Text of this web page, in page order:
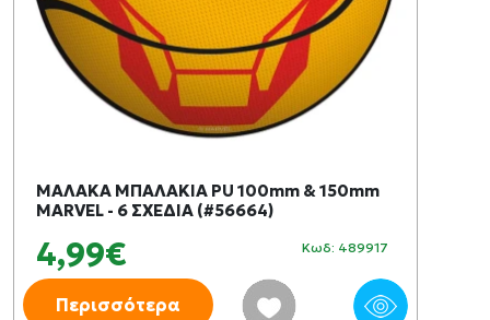
ΜΑΛΑΚΑ ΜΠΑΛΑΚΙΑ PU 100mm & 150mm
MARVEL - 6 ΣΧΕΔΙΑ (#56664)
4,99€ Κωδ: 489917
Περισσότερα